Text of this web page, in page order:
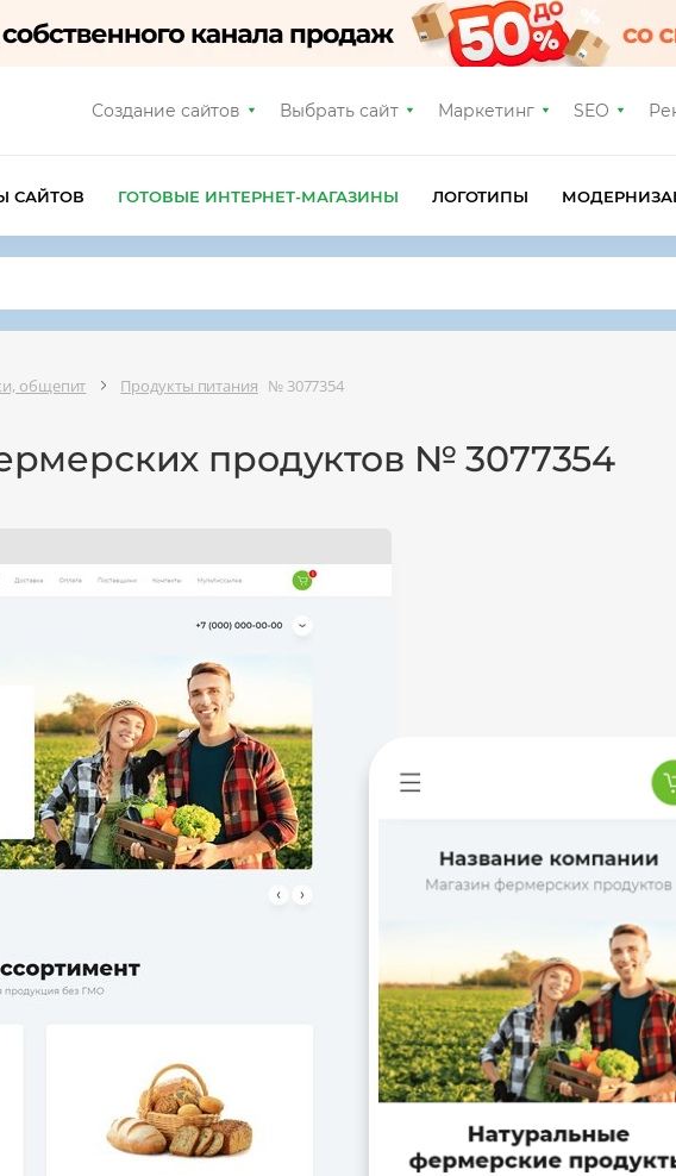
Создание сайтов Выбрать сайт Маркетинг SEO
САЙТОВ ГОТОВЫЕ ИНТЕРНЕТ-МАГАЗИНЫ ЛОГОТИПЫ
общепит Продукты питания № 3077354
продуктов № 3077354